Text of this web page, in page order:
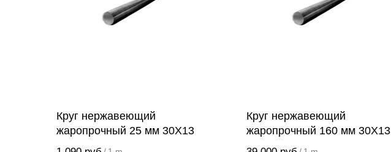
Круг нержавеющий
жаропрочный 25 мм 30Х13
Круг нержавеющий
жаропрочный 160 мм 30Х13